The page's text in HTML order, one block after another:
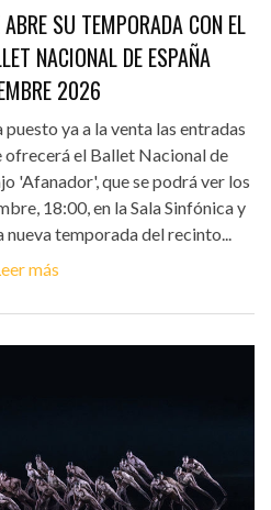
SU TEMPORADA CON EL
NACIONAL DE ESPAÑA
2026
ya a la venta las entradas
ofrecerá el Ballet Nacional de
'Afanador', que se podrá ver los
18:00, en la Sala Sinfónica y
nueva temporada del recinto...
más